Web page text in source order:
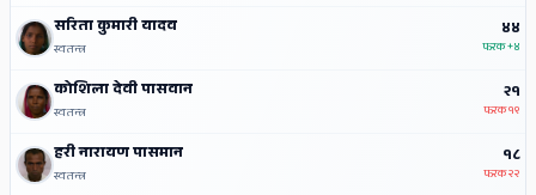
सरिता कुमारी यादव
स्वतन्त्र
४४
फरक+४
कोशिला देवी पासवान
स्वतन्त्र
२१
फरक१९
हरी नारायण पासमान
स्वतन्त्र
१८
फरक२२